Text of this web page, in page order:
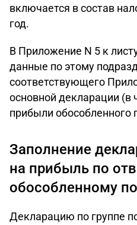
включается в состав
год.
В Приложение N 5 к
данные по этому
соответствующего
основной декларации (в
прибыли обособленного
Заполнение
на прибыль по
обособленному
Декларацию по группе